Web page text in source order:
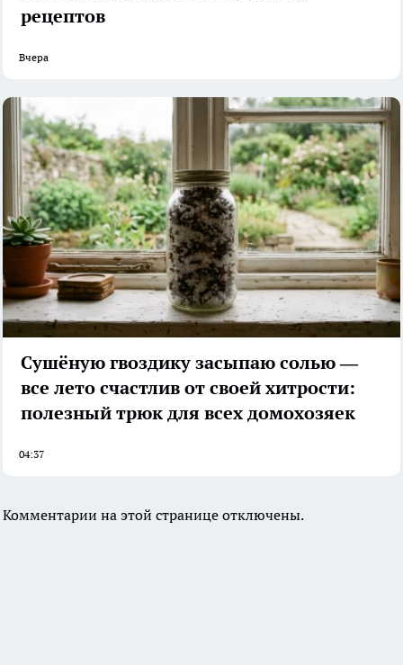
рецептов
Вчера
Сушёную гвоздику засыпаю солью —
все лето счастлив от своей хитрости:
полезный трюк для всех домохозяек
04:37
Комментарии на этой странице отключены.